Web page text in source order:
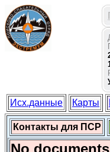
Исх.данные Карты
Контакты для ПСР
No